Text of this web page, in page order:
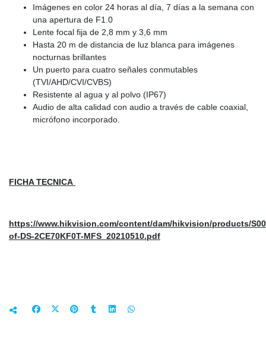
Imágenes en color 24 horas al día, 7 días a la semana con
una apertura de F1.0
Lente focal fija de 2,8 mm y 3,6 mm
Hasta 20 m de distancia de luz blanca para imágenes
nocturnas brillantes
Un puerto para cuatro señales conmutables
(TVI/AHD/CVI/CVBS)
Resistente al agua y al polvo (IP67)
Audio de alta calidad con audio a través de cable coaxial,
micrófono incorporado.
FICHA TECNICA
https://www.hikvision.com/content/dam/hikvision/products/
of-DS-2CE70KF0T-MFS_20210510.pdf